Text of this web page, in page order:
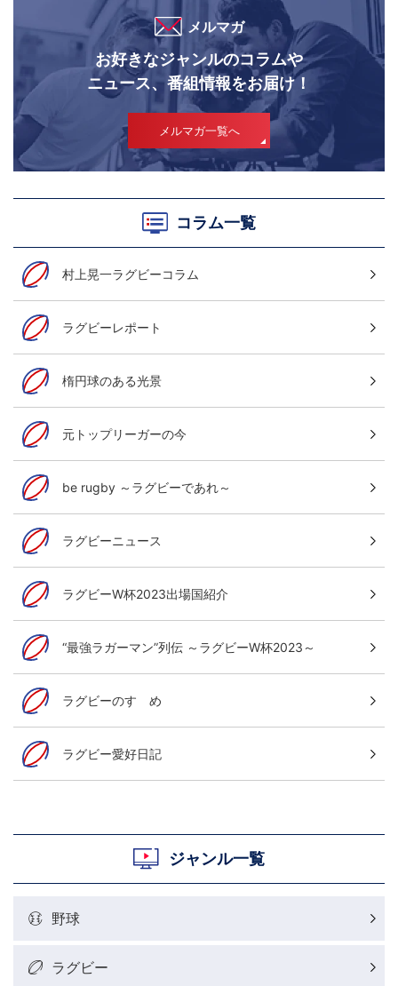
メルマガ
お好きなジャンルのコラムや
ニュース、番組情報をお届け！
メルマガ一覧へ
コラム一覧
村上晃一ラグビーコラム
ラグビーレポート
楕円球のある光景
元トップリーガーの今
be rugby ～ラグビーであれ～
ラグビーニュース
ラグビーW杯2023出場国紹介
“最強ラガーマン”列伝 ～ラグビーW杯2023～
ラグビーのすゝめ
ラグビー愛好日記
ジャンル一覧
野球
ラグビー